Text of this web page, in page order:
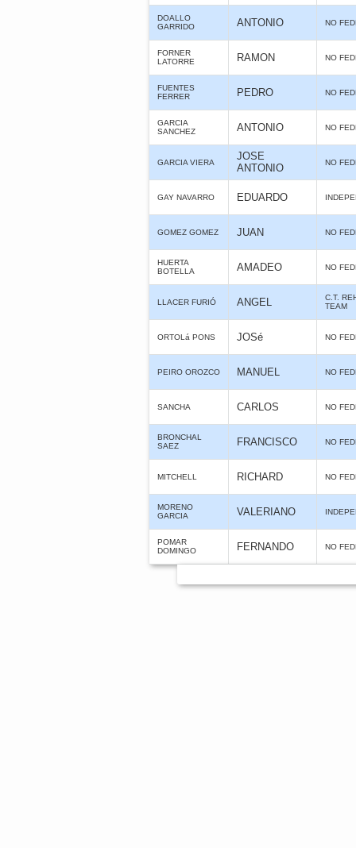
DOALLO
GARRIDO
ANTONIO NO
FORNER
LATORRE
RAMON NO
FUENTES
FERRER
PEDRO NO
GARCIA
SANCHEZ
ANTONIO NO
GARCIA VIERA
JOSE
ANTONIO
NO
GAY NAVARRO EDUARDO
GOMEZ GOMEZ JUAN NO
HUERTA
BOTELLA
AMADEO NO
LLACER FURIÓ ANGEL
C.T.
TEAM
ORTOLá PONS JOSé NO
PEIRO OROZCO MANUEL NO
SANCHA CARLOS NO
BRONCHAL
SAEZ
FRANCISCO NO
MITCHELL RICHARD NO
MORENO
GARCIA
VALERIANO
POMAR
DOMINGO
FERNANDO NO